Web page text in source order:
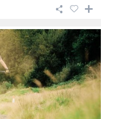
a ride that takes in
a wide ra ...